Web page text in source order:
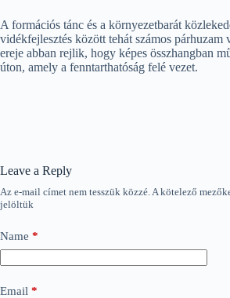
A formációs tánc és a környezetbarát
vidékfejlesztés között tehát számos párhuzam
ereje abban rejlik, hogy képes összhangban
úton, amely a fenntarthatóság felé vezet.
Leave a Reply
Az e-mail címet nem tesszük közzé.A kötelező
jelöltük
Name *
Email *